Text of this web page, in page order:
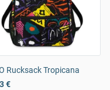
Rucksack Tropicana
€